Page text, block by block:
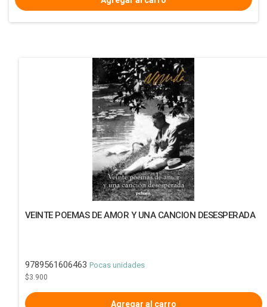
VEINTE POEMAS DE AMOR Y UNA CANCION DESESPERADA
9789561606463 Pocas unidades
$3.900